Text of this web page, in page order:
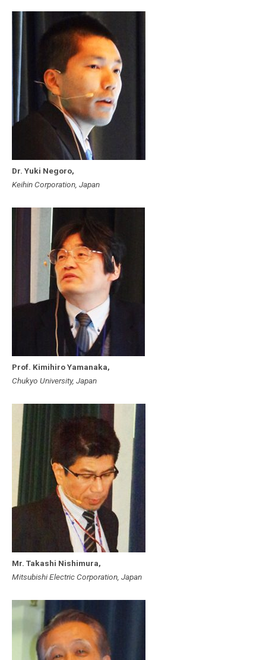
Dr. Yuki Negoro,
Keihin Corporation, Japan
Prof. Kimihiro Yamanaka,
Chukyo University, Japan
Mr. Takashi Nishimura,
Mitsubishi Electric Corporation, Japan